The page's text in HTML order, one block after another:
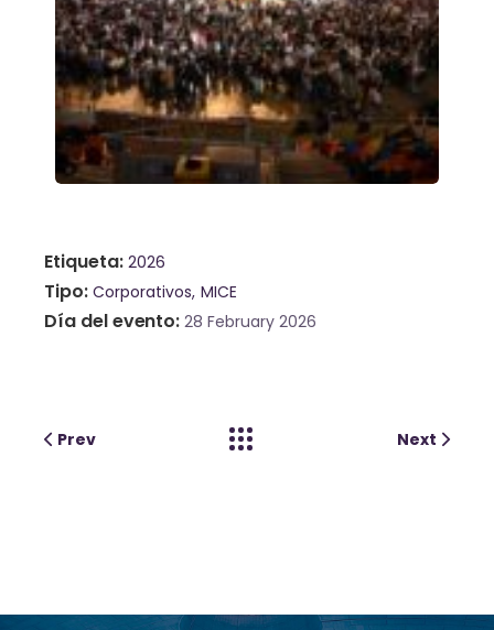
Etiqueta 2026
Tipo Corporativos MICE
Día del evento 28 February 2026
Prev Next